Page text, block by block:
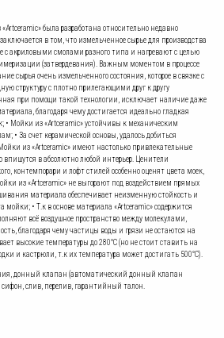
была разработана относительно недавно
в том, что измельченное сырье для производства
с акриловыми смолами разного типа и нагревают с целью
(затвердевания). Важным моментом в процессе
сырья очень измельченного состояния, которое в связке с
структуру с плотно прилегающими друг к другу
при помощи такой технологии, исключает наличие даже
благодаря чему достигается идеально гладкая
• Мойки из «Artceramic» устойчивы к механическим
• За счет керамической основы, удалось добиться
Мойки из «Artceramic» имеют настолько привлекательные
впишутся в абсолютно любой интерьер. Ценители
контемпорари и лофт стилей особенно оценят цвета моек,
из «Artceramic» не выгорают под воздействием прямых
материала обеспечивает неизменную стойкость и
мойки; • Т.к в основе материала «Artceramic» содержится
всё воздушное пространство между молекулами,
благодаря чему частицы воды и грязи не остаются на
высокие температуры до 280°С (но не стоит ставить на
и кастрюли, т.к их температура может достигать 500°С).
донный клапан (автоматический донный клапан
сифон, слив, перелив, гарантийный талон.